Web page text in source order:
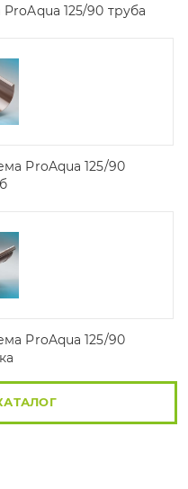
125/90 труба
ProAqua 125/90
ProAqua 125/90